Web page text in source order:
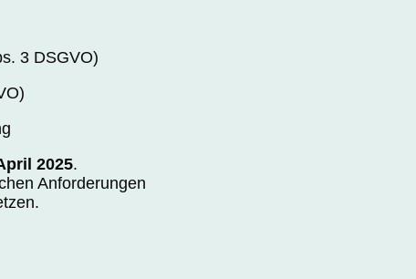
3 DSGVO)
2025.
Anforderungen